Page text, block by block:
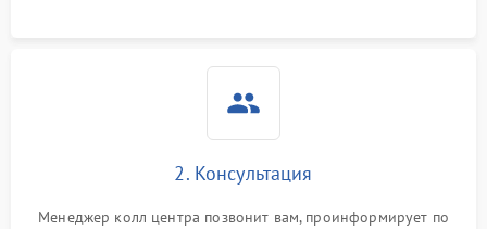
2. Консультация
Менеджер колл центра позвонит вам, проинформирует по